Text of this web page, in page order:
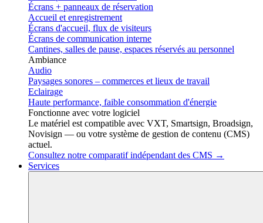
Écrans + panneaux de réservation
Accueil et enregistrement
Écrans d'accueil, flux de visiteurs
Écrans de communication interne
Cantines, salles de pause, espaces réservés au personnel
Ambiance
Audio
Paysages sonores – commerces et lieux de travail
Eclairage
Haute performance, faible consommation d'énergie
Fonctionne avec votre logiciel
Le matériel est compatible avec VXT, Smartsign, Broadsign,
Novisign — ou votre système de gestion de contenu (CMS)
actuel.
Consultez notre comparatif indépendant des CMS →
Services